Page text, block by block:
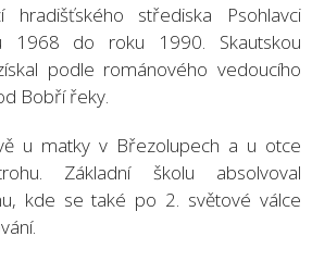
hradišťského střediska Psohlavci
do roku 1990. Skautskou
podle románového vedoucího
Bobří řeky.
u matky v Březolupech a u otce
Základní školu absolvoval
kde se také po 2. světové válce